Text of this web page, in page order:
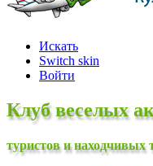
Искать
Switch skin
Войти
Клуб веселых
туристов и находчивых